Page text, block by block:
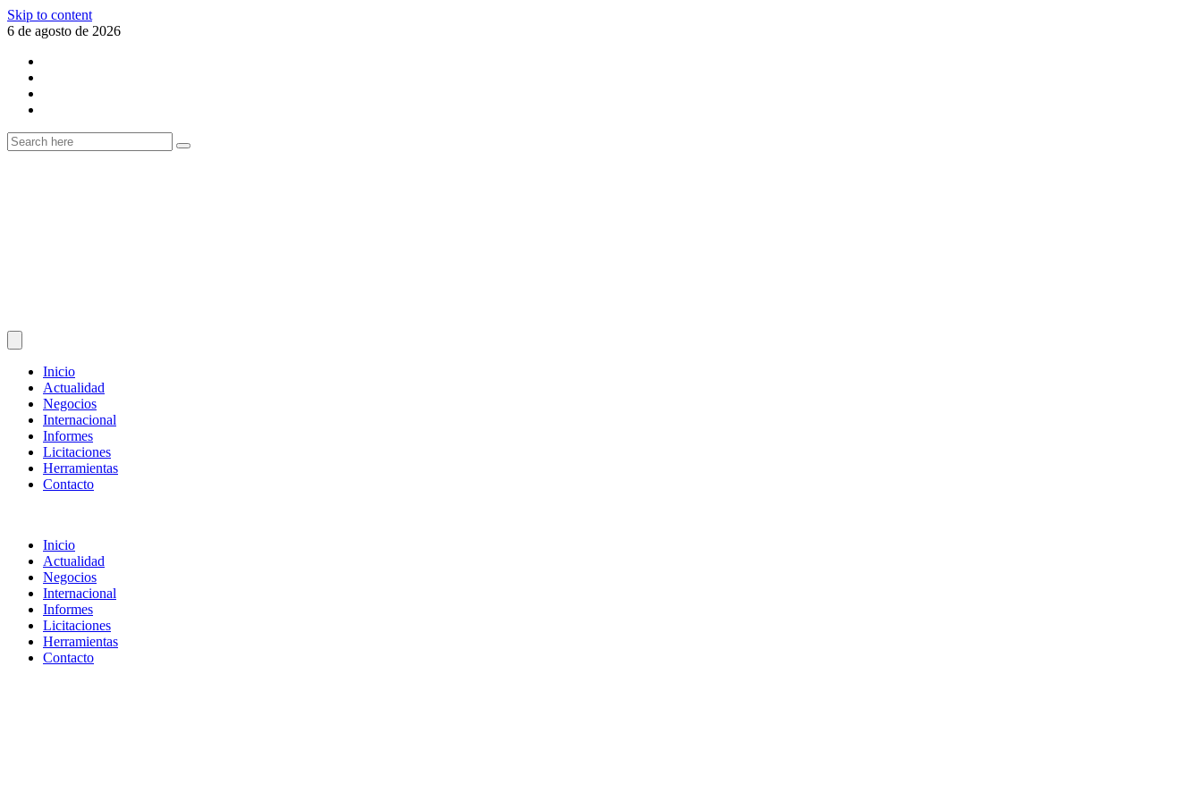
Skip to content
6 de agosto de 2026
Inicio
Actualidad
Negocios
Internacional
Informes
Licitaciones
Herramientas
Contacto
Inicio
Actualidad
Negocios
Internacional
Informes
Licitaciones
Herramientas
Contacto